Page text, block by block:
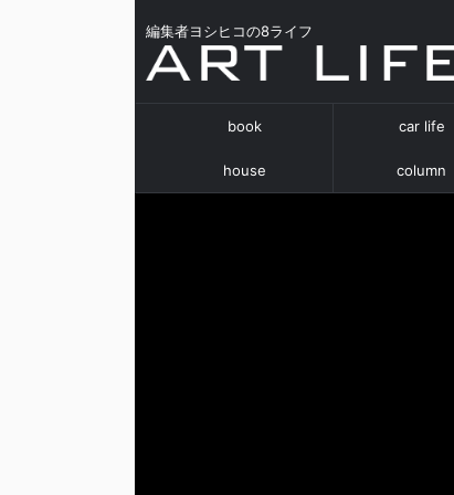
編集者ヨシヒコの8ライフ
book car life
house column